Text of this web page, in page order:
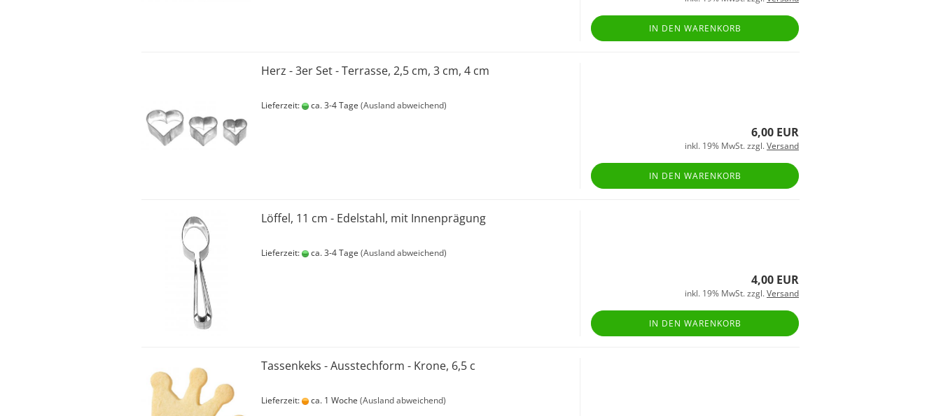
IN DEN WARENKORB
Herz - 3er Set - Terrasse, 2,5 cm, 3 cm, 4 cm
Lieferzeit: ca. 3-4 Tage (Ausland abweichend)
6,00 EUR
inkl. 19% MwSt. zzgl.Versand
IN DEN WARENKORB
Löffel, 11 cm - Edelstahl, mit Innenprägung
Lieferzeit: ca. 3-4 Tage (Ausland abweichend)
4,00 EUR
inkl. 19% MwSt. zzgl.Versand
IN DEN WARENKORB
Tassenkeks - Ausstechform - Krone, 6,5 c
Lieferzeit: ca. 1 Woche (Ausland abweichend)